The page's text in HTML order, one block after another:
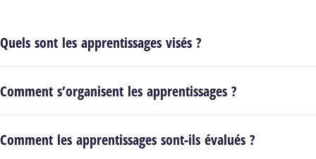
Quels sont les apprentissages visés ?
Comment s’organisent les apprentissages ?
Comment les apprentissages sont-ils évalués ?